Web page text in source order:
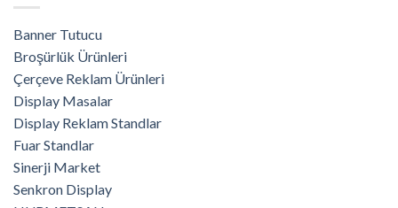
Banner Tutucu
Broşürlük Ürünleri
Çerçeve Reklam Ürünleri
Display Masalar
Display Reklam Standlar
Fuar Standlar
Sinerji Market
Senkron Display